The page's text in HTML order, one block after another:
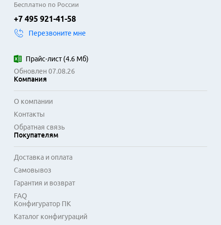
создавать обширные медиатеки, архивы фотографий и
резервные копии. Скорость вращения 5400 или 7200
данным. Кэш-память буферизует информацию, ускоряя
Область применения таких накопителей включает
основное или дополнительное хранилище в игровых и
для задач, где важна не максимальная скорость, а
фильмы, музыка, программные дистрибутивы, системные
архивы. Технологии типа S.M.A.R.T. помогают отслеживать
состояние диска, информируя о потенциальных сбоях.
Бесплатно по России
+7 495 921-41-58
Перезвоните мне
Прайс-лист(4.6 Мб)
Обновлен 07.08.26
Компания
О компании
Контакты
Обратная связь
Покупателям
Доставка и оплата
Самовывоз
Гарантия и возврат
FAQ
Конфигуратор ПК
Каталог конфигураций